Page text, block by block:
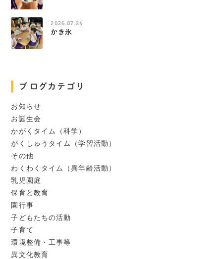
2026.07.24
かき氷
ブログカテゴリ
お知らせ
お誕生会
かがくタイム（科学）
がくしゅうタイム（学習活動）
その他
わくわくタイム（異年齢活動）
乳児園庭
保育と教育
園行事
子どもたちの活動
子育て
環境整備・工事等
異文化教育